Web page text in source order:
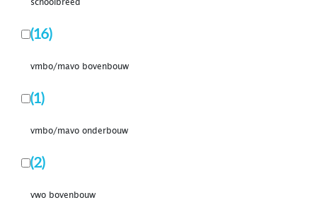
schoolbreed
(16)
vmbo/mavo bovenbouw
(1)
vmbo/mavo onderbouw
(2)
vwo bovenbouw